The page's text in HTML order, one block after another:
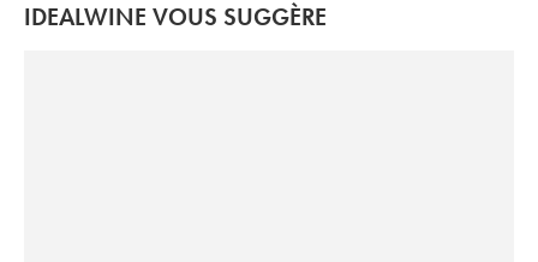
IDEALWINE VOUS SUGGÈRE